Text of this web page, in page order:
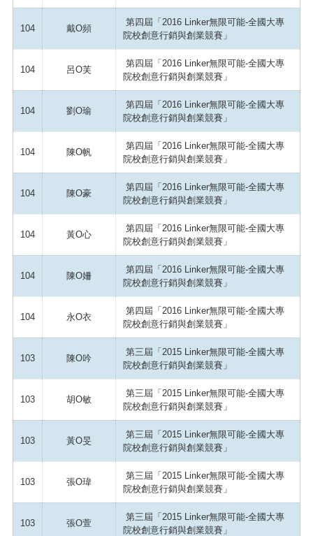
104 戴O頻
第四屆「2016 Linker無限可能-全國大專
院校創意行銷與創業競賽」
104 呂O芙
第四屆「2016 Linker無限可能-全國大專
院校創意行銷與創業競賽」
104 劉O瑜
第四屆「2016 Linker無限可能-全國大專
院校創意行銷與創業競賽」
104 陳O帆
第四屆「2016 Linker無限可能-全國大專
院校創意行銷與創業競賽」
104 陳O豪
第四屆「2016 Linker無限可能-全國大專
院校創意行銷與創業競賽」
104 黃O心
第四屆「2016 Linker無限可能-全國大專
院校創意行銷與創業競賽」
104 陳O姍
第四屆「2016 Linker無限可能-全國大專
院校創意行銷與創業競賽」
104 永O衣
第四屆「2016 Linker無限可能-全國大專
院校創意行銷與創業競賽」
103 陳O吟
第三屆「2015 Linker無限可能-全國大專
院校創意行銷與創業競賽」
103 胡O敏
第三屆「2015 Linker無限可能-全國大專
院校創意行銷與創業競賽」
103 黃O旻
第三屆「2015 Linker無限可能-全國大專
院校創意行銷與創業競賽」
103 張O瑋
第三屆「2015 Linker無限可能-全國大專
院校創意行銷與創業競賽」
103 張O萱
第三屆「2015 Linker無限可能-全國大專
院校創意行銷與創業競賽」